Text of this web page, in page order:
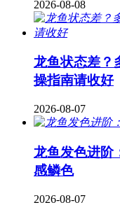
2026-08-08
龙鱼状态差？
操指南请收好
2026-08-07
龙鱼发色进阶
感鳞色
2026-08-07